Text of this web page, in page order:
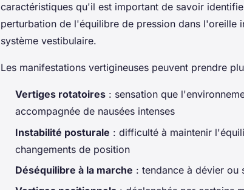
caractéristiques qu'il est important de savoir
perturbation de l'équilibre de pression dans l'oreille
système vestibulaire.
Les manifestations vertigineuses peuvent prendre
Vertiges rotatoires : sensation que
accompagnée de nausées intenses
Instabilité posturale : difficulté à maintenir
changements de position
Déséquilibre à la marche : tendance à dévier ou